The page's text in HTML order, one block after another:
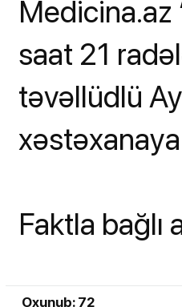
Medicina.az
saat 21
təvəllüdlü
Faktla bağlı
Oxunub: 72